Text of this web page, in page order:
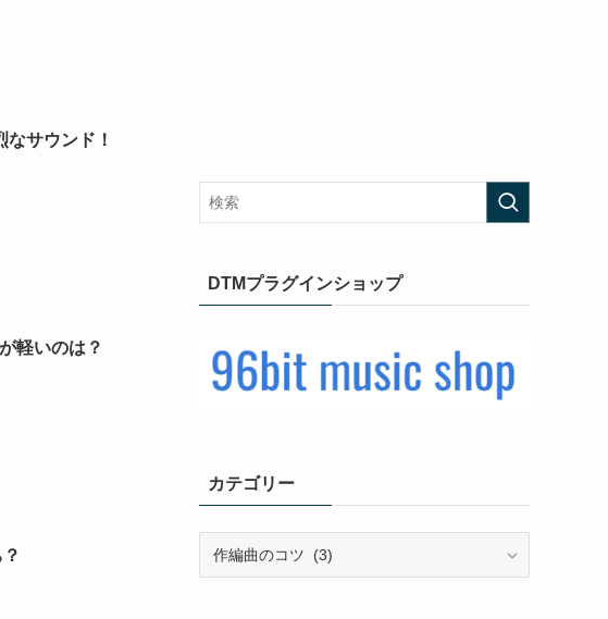
サウンド！
軽いのは？
DTMプラグインショップ
カテゴリー